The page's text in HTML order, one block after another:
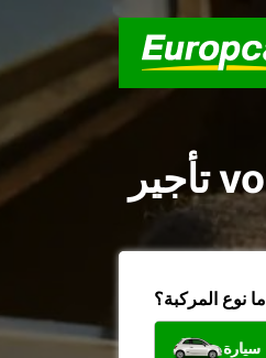
ما نوع المركبة؟
سيارة